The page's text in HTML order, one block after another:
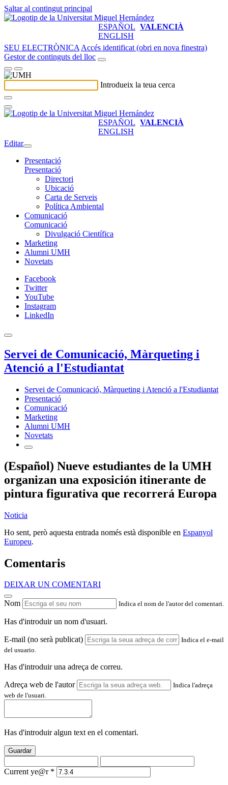
Saltar al contingut principal
ESPAÑOL VALENCIÀ
ENGLISH
SEU ELECTRÒNICA Accés identificat (obri en nova finestra)
Gestor de continguts del lloc
Introdueix la teua cerca
ESPAÑOL VALENCIÀ
ENGLISH
Editar
Presentació
Presentació
Directori
Ubicació
Carta de Serveis
Política Ambiental
Comunicació
Comunicació
Divulgació Científica
Marketing
Alumni UMH
Novetats
Facebook
Twitter
YouTube
Instagram
LinkedIn
Servei de Comunicació, Màrqueting i
Atenció a l'Estudiantat
Servei de Comunicació, Màrqueting i Atenció a l'Estudiantat
Presentació
Comunicació
Marketing
Alumni UMH
Novetats
(Español) Nueve estudiantes de la UMH
organizan una exposición itinerante de
pintura figurativa que recorrerá Europa
Noticia
Ho sent, però aquesta entrada només està disponible en Espanyol
Europeu.
Comentaris
DEIXAR UN COMENTARI
Nom Indica el nom de l'autor del comentari.
Has d'introduir un nom d'usuari.
E-mail (no serà publicat)
Indica el e-mail
del usuario.
Has d'introduir una adreça de correu.
Adreça web de l'autor
Indica l'adreça
web de l'usuari.
Has d'introduir algun text en el comentari.
Guardar
Current ye@r *